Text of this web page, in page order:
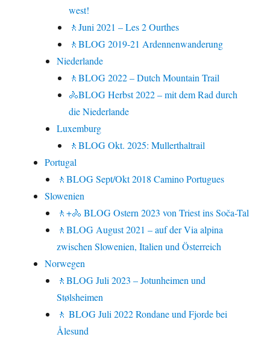
west!
🚶Juni 2021 – Les 2 Ourthes
🚶BLOG 2019-21 Ardennenwanderung
Niederlande
🚶BLOG 2022 – Dutch Mountain Trail
🚴BLOG Herbst 2022 – mit dem Rad durch
die Niederlande
Luxemburg
🚶BLOG Okt. 2025: Mullerthaltrail
Portugal
🚶BLOG Sept/Okt 2018 Camino Portugues
Slowenien
🚶+🚴 BLOG Ostern 2023 von Triest ins Soča-Tal
🚶BLOG August 2021 – auf der Via alpina
zwischen Slowenien, Italien und Österreich
Norwegen
🚶BLOG Juli 2023 – Jotunheimen und
Stølsheimen
🚶 BLOG Juli 2022 Rondane und Fjorde bei
Ålesund